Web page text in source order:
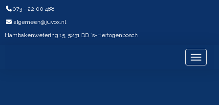
073 - 22 00 488
neemegla@juvox.nl
Hambakenwetering 15, 5231 DD ´s-Hertogenbosch